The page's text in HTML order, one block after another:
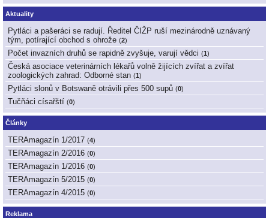
Aktuality
Pytláci a pašeráci se radují. Ředitel ČIŽP ruší mezinárodně uznávaný
tým, potírající obchod s ohrože (2)
Počet invazních druhů se rapidně zvyšuje, varují vědci (1 )
Česká asociace veterinárních lékařů volně žijících zvířat a zvířat
zoologických zahrad: Odborné stan (1 )
Pytláci slonů v Botswaně otrávili přes 500 supů (0)
Tučňáci císařští (0)
Články
TERAmagazín 1/2017 (4)
TERAmagazín 2/2016 (0)
TERAmagazín 1/2016 (0)
TERAmagazín 5/2015 (0)
TERAmagazín 4/2015 (0)
Reklama